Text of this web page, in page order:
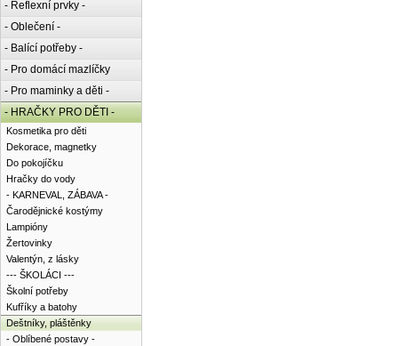
- Reflexní prvky -
- Oblečení -
- Balící potřeby -
- Pro domácí mazlíčky
- Pro maminky a děti -
- HRAČKY PRO DĚTI -
Kosmetika pro děti
Dekorace, magnetky
Do pokojíčku
Hračky do vody
- KARNEVAL, ZÁBAVA -
Čarodějnické kostýmy
Lampióny
Žertovinky
Valentýn, z lásky
--- ŠKOLÁCI ---
Školní potřeby
Kufříky a batohy
Deštníky, pláštěnky
- Oblíbené postavy -